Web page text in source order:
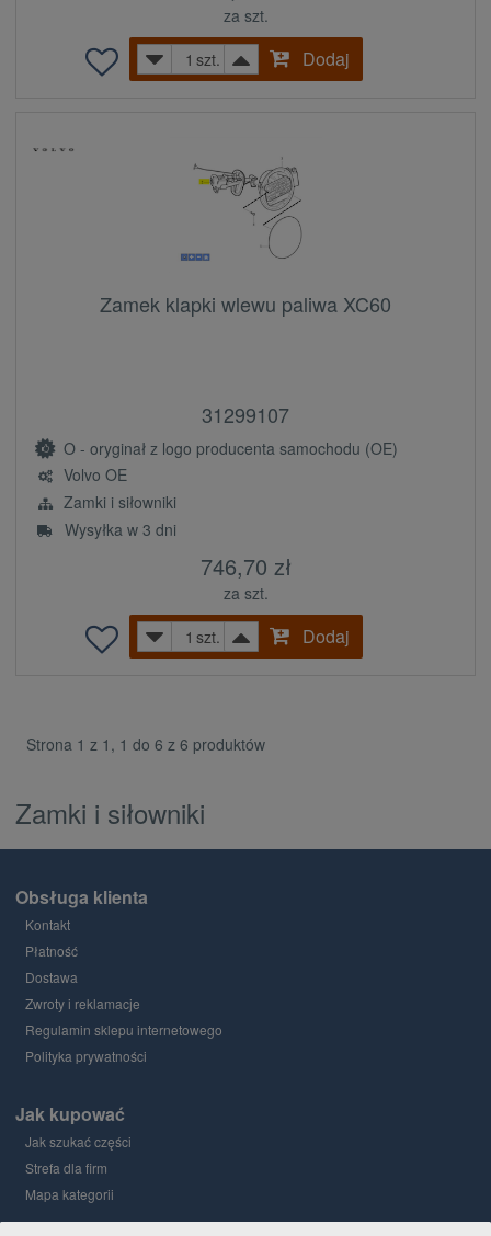
za szt.
szt.
Dodaj
Zamek klapki wlewu paliwa XC60
31299107
O - oryginał z logo producenta samochodu (OE)
Volvo OE
Zamki i siłowniki
Wysyłka w 3 dni
746,70 zł
za szt.
szt.
Dodaj
Strona 1 z 1, 1 do 6 z 6 produktów
Zamki i siłowniki
Obsługa klienta
Kontakt
Płatność
Dostawa
Zwroty i reklamacje
Regulamin sklepu internetowego
Polityka prywatności
Jak kupować
Jak szukać części
Strefa dla firm
Mapa kategorii